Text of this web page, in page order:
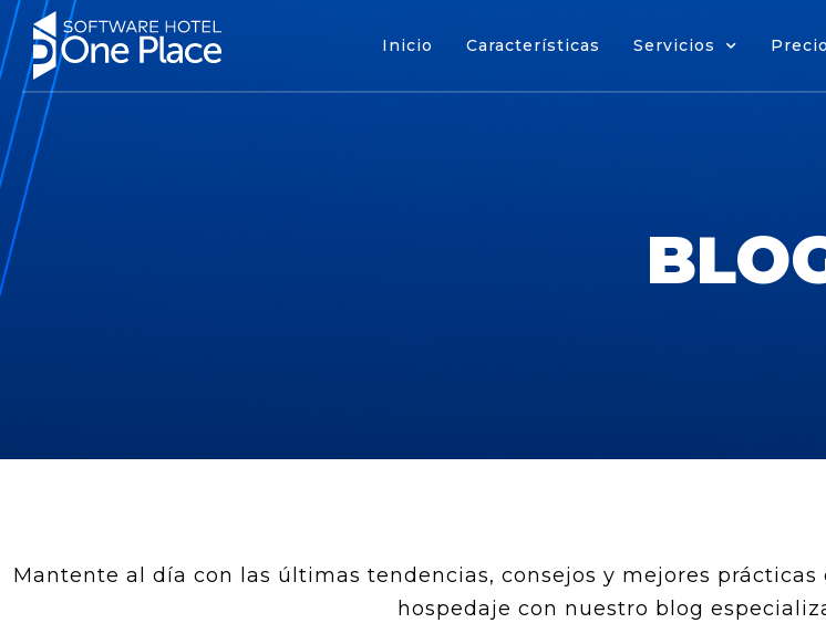
Inicio Características Servicios
Mantente al día con las últimas tendencias, consejos y mejores
hospedaje con nuestro blog